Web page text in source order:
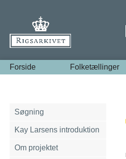
Forside Folketællinger
Søgning
Kay Larsens introduktion
Om projektet